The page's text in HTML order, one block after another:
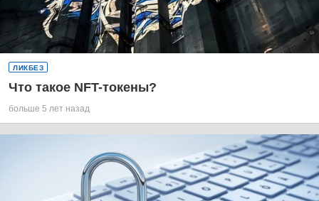
ЛИКБЕЗ
Что такое NFT-токены?
больше 5 лет назад